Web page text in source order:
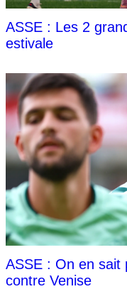
ASSE : Les 2
estivale
ASSE : On en sait
contre Venise